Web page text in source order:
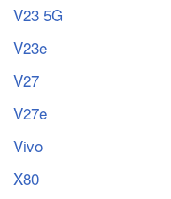
V23 5G
V23e
V27
V27e
Vivo
X80